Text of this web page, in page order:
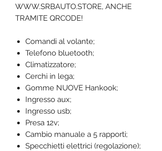
WWW.SRBAUTO.STORE, ANCHE
TRAMITE QRCODE!
Comandi al volante;
Telefono bluetooth;
Climatizzatore;
Cerchi in lega;
Gomme NUOVE Hankook;
Ingresso aux;
Ingresso usb;
Presa 12v;
Cambio manuale a 5 rapporti;
Specchietti elettrici (regolazione);